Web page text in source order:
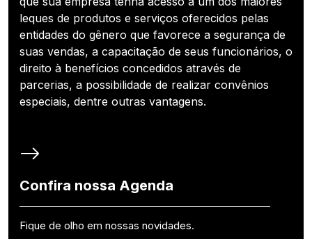
leques de produtos e serviços oferecidos pelas
entidades do gênero que favorece a segurança de
suas vendas, a capacitação de seus funcionários, o
direito à benefícios concedidos através de
parcerias, a possibilidade de realizar convênios
especiais, dentre outras vantagens.
Confira nossa Agenda
Fique de olho em nossas novidades.